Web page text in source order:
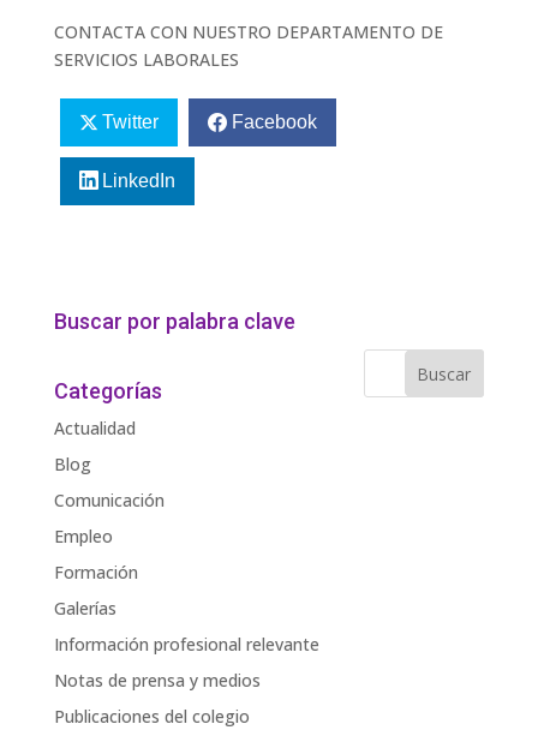
CONTACTA CON NUESTRO DEPARTAMENTO DE
SERVICIOS LABORALES
Twitter Facebook
LinkedIn
Buscar por palabra clave
Categorías
Actualidad
Blog
Comunicación
Empleo
Formación
Galerías
Información profesional relevante
Notas de prensa y medios
Publicaciones del colegio